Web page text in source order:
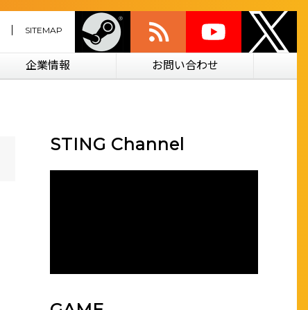
SITEMAP
企業情報 お問い合わせ
STING Channel